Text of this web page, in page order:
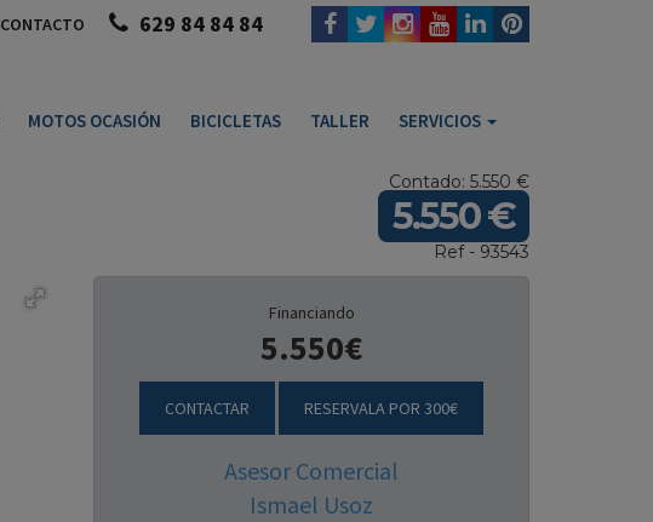
CONTACTO 629 84 84 84
MOTOS OCASIÓN BICICLETAS TALLER SERVICIOS
Contado: 5.550 €
5.550 €
Ref - 93543
Financiando
5.550€
CONTACTAR RESERVALA POR 300€
Asesor Comercial
Ismael Usoz